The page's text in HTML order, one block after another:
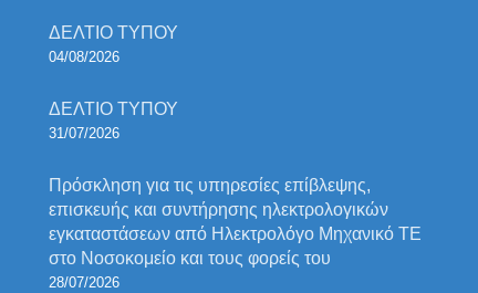
ΔΕΛΤΙΟ ΤΥΠΟΥ
04/08/2026
ΔΕΛΤΙΟ ΤΥΠΟΥ
31/07/2026
Πρόσκληση για τις υπηρεσίες επίβλεψης,
επισκευής και συντήρησης ηλεκτρολογικών
εγκαταστάσεων από Ηλεκτρολόγο Μηχανικό ΤΕ
στο Νοσοκομείο και τους φορείς του
28/07/2026